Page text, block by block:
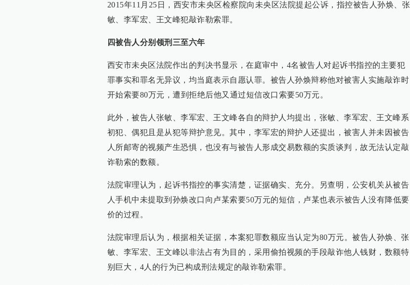
2015年11月25日，西安市未央区检察院向未央区法院提起公诉，指控被告人孙焕、张
敏、李军宏、王文峰犯敲诈勒索罪。
四被告人分别领刑三至六年
西安市未央区法院作出的判决书显示，在庭审中，4名被告人对起诉书指控的主要犯
罪事实和罪名无异议，均当庭表示自愿认罪。被告人孙焕辩称他对被害人实施敲诈时
开始索要80万元，遭到拒绝后他又通过短信改口索要50万元。
此外，被告人张敏、李军宏、王文峰各自的辩护人均提出，张敏、李军宏、王文峰系
初犯、偶犯且是从犯等辩护意见。其中，李军宏的辩护人还提出，被害人并未因被告
人所邮寄的视频产生恐惧，也没有与被告人形成交易数额的实质谈判，故无法认定敲
诈勒索的数额。
法院审理认为，起诉书指控的事实清楚，证据确实、充分。另查明，公安机关从被告
人手机中未提取到孙焕改口向卢某索要50万元的短信，卢某也表示被告人没有降低要
价的过程。
法院审理后认为，根据相关证据，本案犯罪数额应当认定为80万元。被告人孙焕、张
敏、李军宏、王文峰以非法占有为目的，采用偷拍视频的手段敲诈他人钱财，数额特
别巨大，4人的行为已构成刑法规定的敲诈勒索罪。